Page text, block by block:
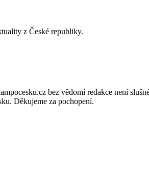
z České republiky.
bez vědomí redakce není
Děkujeme za pochopení.